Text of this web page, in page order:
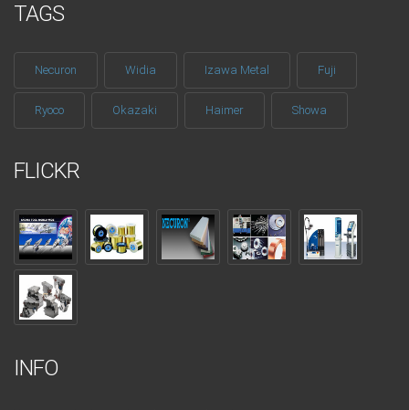
TAGS
Necuron Widia Izawa Metal Fuji
Ryoco Okazaki Haimer Showa
FLICKR
INFO